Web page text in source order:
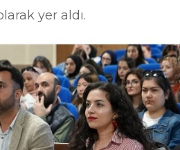
yer aldı.